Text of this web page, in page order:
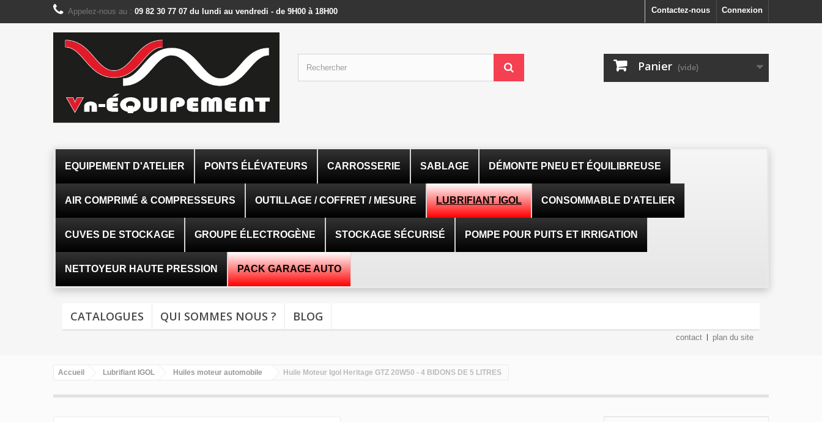
Panneau de gestion des cookies
Connexion
Contactez-nous
Appelez-nous au : 09 82 30 77 07 du lundi au vendredi - de 9H00 à 18H00
Panier (vide)
EQUIPEMENT D'ATELIER PONTS ÉLÉVATEURS CARROSSERIE SABLAGE DÉMONTE PNEU ET ÉQUILIBREUSE
AIR COMPRIMÉ & COMPRESSEURS OUTILLAGE / COFFRET / MESURE LUBRIFIANT IGOL CONSOMMABLE D'ATELIER
CUVES DE STOCKAGE GROUPE ÉLECTROGÈNE STOCKAGE SÉCURISÉ POMPE POUR PUITS ET IRRIGATION
NETTOYEUR HAUTE PRESSION PACK GARAGE AUTO
CATALOGUES QUI SOMMES NOUS ? BLOG
contact plan du site
Accueil Lubrifiant IGOL Huiles moteur automobile Huile Moteur Igol Heritage GTZ 20W50 - 4 BIDONS DE 5 LITRES